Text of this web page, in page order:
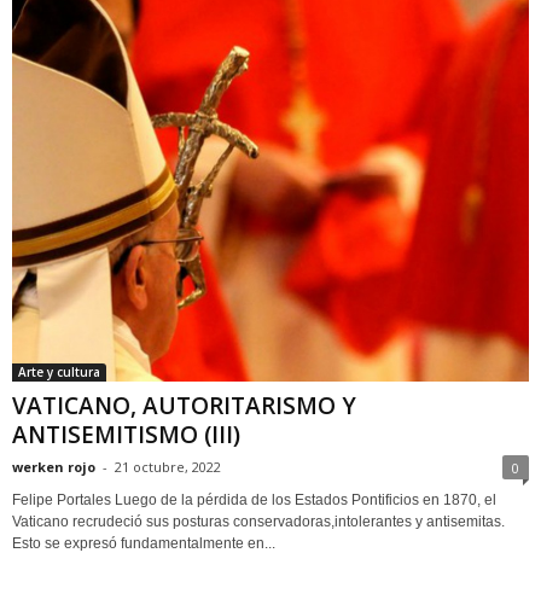
Arte y cultura
VATICANO, AUTORITARISMO Y
ANTISEMITISMO (III)
werken rojo - 21 octubre, 2022 0
Felipe Portales Luego de la pérdida de los Estados Pontificios en 1870, el
Vaticano recrudeció sus posturas conservadoras,intolerantes y antisemitas.
Esto se expresó fundamentalmente en...